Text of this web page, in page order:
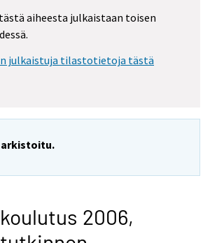
aiheesta julkaistaan toisen
julkaistuja tilastotietoja tästä
arkistoitu.
2006,